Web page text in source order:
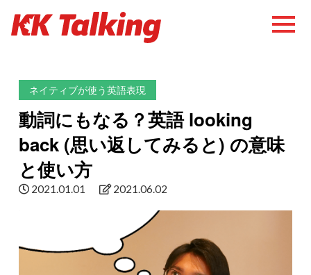
ネイティブが使う英語表現
動詞にもなる？英語 looking
back (思い返してみると) の意味
と使い方
2021.01.01 2021.06.02